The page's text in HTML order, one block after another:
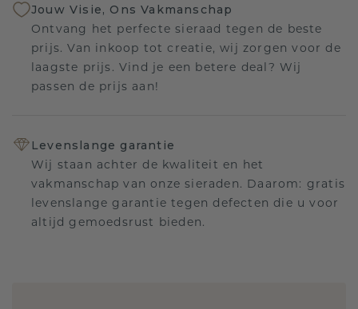
Jouw Visie, Ons Vakmanschap
Ontvang het perfecte sieraad tegen de beste
prijs. Van inkoop tot creatie, wij zorgen voor de
laagste prijs. Vind je een betere deal? Wij
passen de prijs aan!
Levenslange garantie
Wij staan achter de kwaliteit en het
vakmanschap van onze sieraden. Daarom: gratis
levenslange garantie tegen defecten die u voor
altijd gemoedsrust bieden.